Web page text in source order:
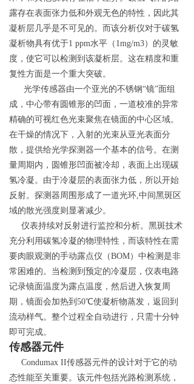
露存在表面张力低和外观无色的特性，因此其
凝析层几乎是不可见的。而该分析仪对于碳氢
凝析物具有优于1 ppm水平 （ 1mg/m3）的灵敏
度，使它可以检测到该凝析层。这在精度和重
复性方面是一个重大突破。
光学传感器由一个亚光的不锈钢“镜”面组
成，中心带有圆锥形的凹面，一道校准的异常
精确的可视红色光束聚焦在镜面的中心区域。
在干燥的情况下，入射的光束从亚光表面分
散，提供给光学探测器一个基本的信号。在测
量周期内，圆锥形凹面被冷却，表面上出现碳
氢冷凝。由于冷凝层的表面张力低，所以开始
反射。探测器周围形成了一道光环,中间黑斑区
域的散光强度则显著减少。
仪表持续对反射进行监控和分析。黑斑技术
充分利用碳氢冷凝的物理特性，而该特性在需
要肉眼观测的手动露点仪 （BOM）中检测是非
常困难的。当检测到预定的冷凝层，仪表电路
记录镜面温度为露点温度，然后进入恢复周
期，镜面会加热到 50℃使凝析物蒸发，返回到
流动样气。整个过程全自动进行，只需十分钟
即可完成。
传感器元件
Condumax II传感器元件的设计对于它的动
态性能至关重要。该元件包括光路检测系统，